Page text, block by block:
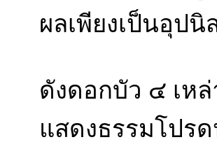
ผลเพียงเป็นอุป
ดังดอกบัว ๔ เห
แสดงธรรมโปร